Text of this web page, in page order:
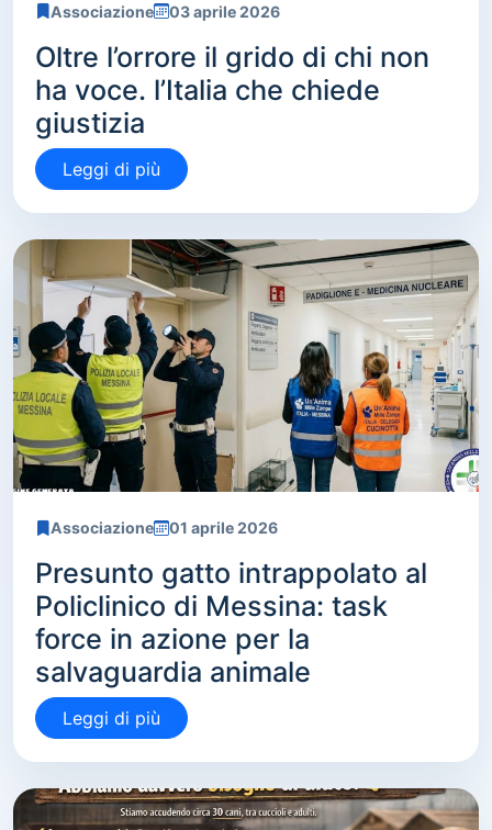
Associazione 03 aprile 2026
Oltre l’orrore il grido di chi non
ha voce. l’Italia che chiede
giustizia
Leggi di più
Associazione 01 aprile 2026
Presunto gatto intrappolato al
Policlinico di Messina: task
force in azione per la
salvaguardia animale
Leggi di più